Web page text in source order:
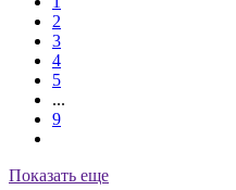
2
3
4
5
...
9
Показать еще